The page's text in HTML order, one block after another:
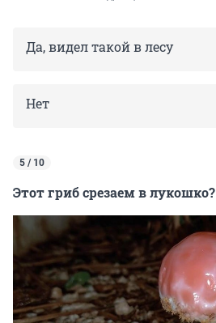
Да, видел такой в лесу
Нет
5 / 10
Этот гриб срезаем в лукошко?